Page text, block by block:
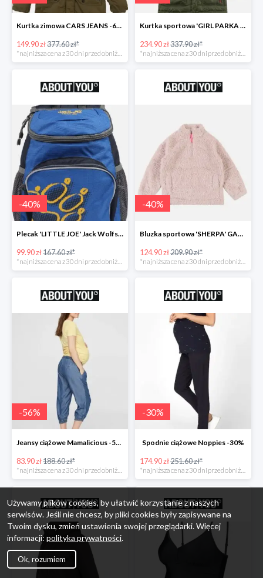
Kurtka zimowa CARS JEANS -60%
149.90 zł377.60 zł*
*najniższa cena z 30 dni przed obniżką
Kurtka sportowa 'GIRL PARKA SNAPS HOOD' CMP -30%
234.90 zł337.90 zł*
*najniższa cena z 30 dni przed obniżką
-40%
Plecak 'LITTLE JOE' Jack Wolfskin -40%
99.90 zł167.60 zł*
*najniższa cena z 30 dni przed obniżką
-40%
Bluzka sportowa 'SHERPA' GAP -40%
124.90 zł209.90 zł*
*najniższa cena z 30 dni przed obniżką
-56%
Jeansy ciążowe Mamalicious -56%
83.90 zł188.60 zł*
-30%
Spodnie ciążowe Noppies -30%
174.90 zł251.60 zł*
Używamy plików cookies, by ułatwić korzystanie z naszych
serwisów. Jeśli nie chcesz, by pliki cookies były zapisywane na
Twoim dysku, zmień ustawienia swojej przeglądarki. Więcej
informacji: polityka prywatności.
Ok, rozumiem